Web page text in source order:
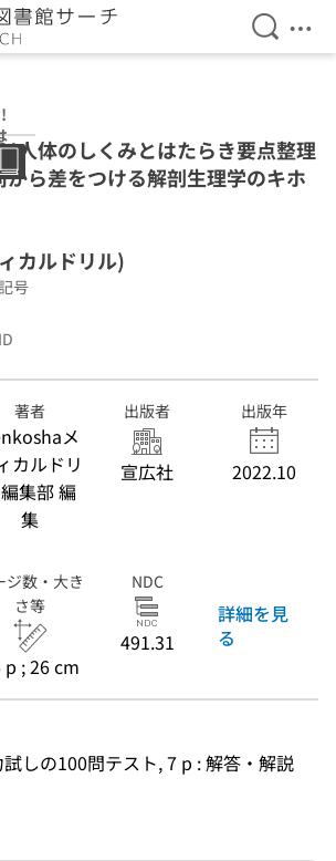
検索を
メ
!人体のしくみとはたらき要点整理
ら差をつける解剖生理学のキホ
カルドリル)
号
著者
メ
カルドリ
集部 編
集
出版者
宣広社
出版年
2022.10
ジ数・大き
さ等
p ; 26 cm
NDC
491.31
詳細を見
る
しの100問テスト, 7 p : 解答・解説